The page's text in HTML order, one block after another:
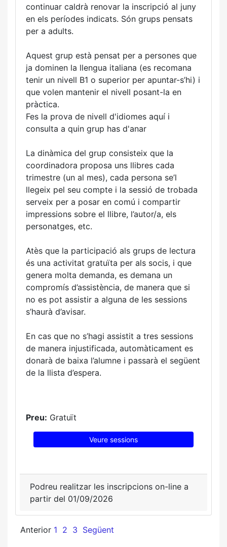
continuar caldrà renovar la inscripció al juny
en els períodes indicats. Són grups pensats
per a adults.
Aquest grup està pensat per a persones que
ja dominen la llengua italiana (es recomana
tenir un nivell B1 o superior per apuntar-s’hi) i
que volen mantenir el nivell posant-la en
pràctica.
Fes la prova de nivell d'idiomes aquí i
consulta a quin grup has d'anar
La dinàmica del grup consisteix que la
coordinadora proposa uns llibres cada
trimestre (un al mes), cada persona se’l
llegeix pel seu compte i la sessió de trobada
serveix per a posar en comú i compartir
impressions sobre el llibre, l’autor/a, els
personatges, etc.
Atès que la participació als grups de lectura
és una activitat gratuïta per als socis, i que
genera molta demanda, es demana un
compromís d’assistència, de manera que si
no es pot assistir a alguna de les sessions
s’haurà d’avisar.
En cas que no s’hagi assistit a tres sessions
de manera injustificada, automàticament es
donarà de baixa l’alumne i passarà el següent
de la llista d’espera.
Preu: Gratuït
Veure sessions
Podreu realitzar les inscripcions on-line a
partir del 01/09/2026
Anterior 1 2 3 Següent